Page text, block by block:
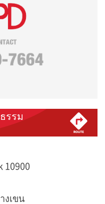
รรม
10900
งเขน